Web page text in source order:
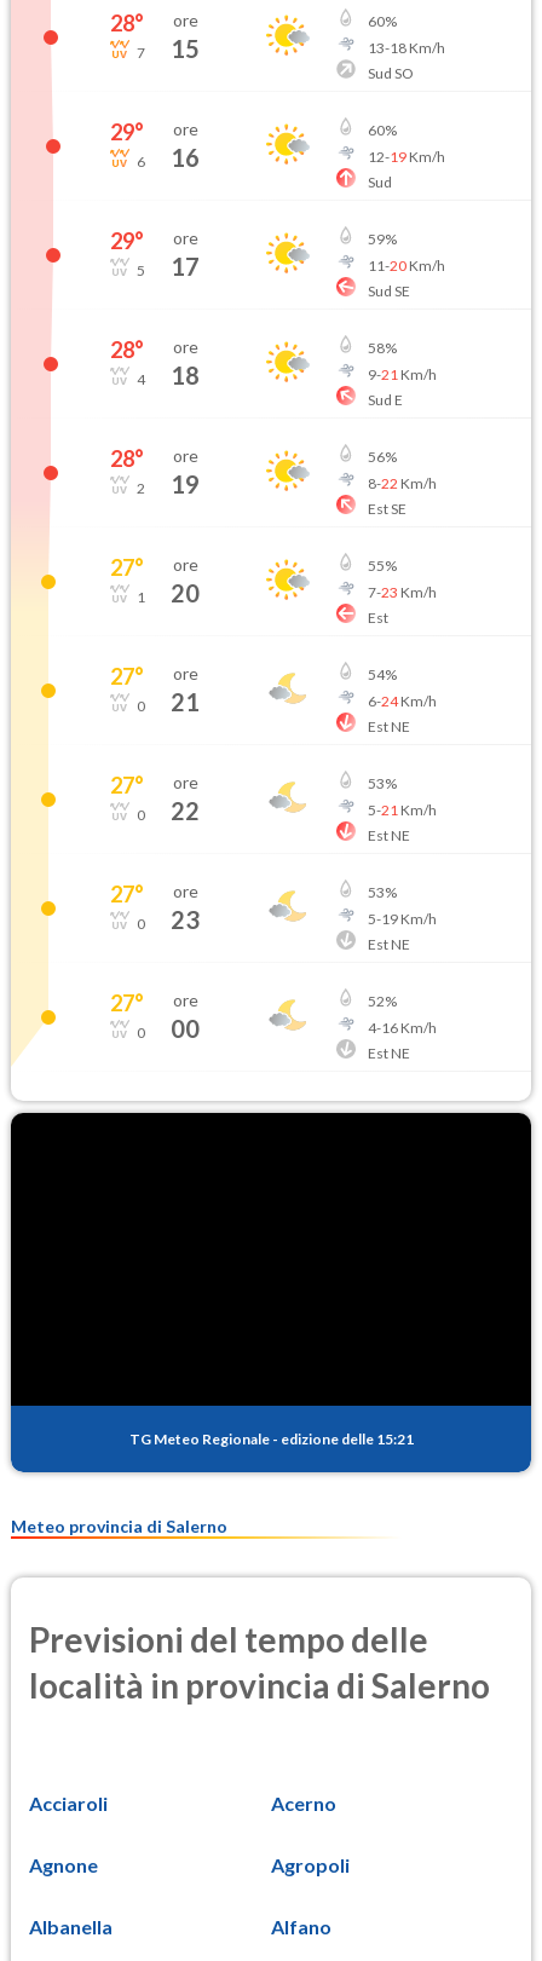
28°
7
ore
15
60%
13-18Km/h
Sud SO
29°
6
ore
16
60%
12-19Km/h
Sud
29°
5
ore
17
59%
11-20Km/h
Sud SE
28°
4
ore
18
58%
9-21 Km/h
Sud E
28°
2
ore
19
56%
8-22 Km/h
Est SE
27°
1
ore
20
55%
7-23 Km/h
Est
27°
0
ore
21
54%
6-24Km/h
Est NE
27°
0
ore
22
53%
5-21 Km/h
Est NE
27°
0
ore
23
53%
5-19Km/h
Est NE
27°
0
ore
00
52%
4-16Km/h
Est NE
TG Meteo Regionale - edizione delle 15:21
Meteo provincia di Salerno
Previsioni del tempo delle
località in provincia di Salerno
Acciaroli Acerno
Agnone Agropoli
Albanella Alfano